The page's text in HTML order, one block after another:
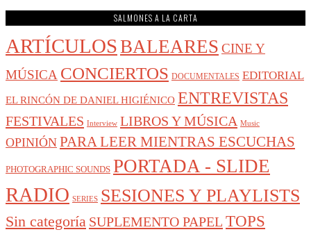
SALMONES A LA CARTA
ARTÍCULOSBALEARES CINE Y
MÚSICA CONCIERTOS DOCUMENTALES EDITORIAL
EL RINCÓN DE DANIEL HIGIÉNICO ENTREVISTAS
FESTIVALES Interview LIBROS Y MÚSICA Music
OPINIÓN PARA LEER MIENTRAS ESCUCHAS
PHOTOGRAPHIC SOUNDS PORTADA - SLIDE
RADIO SERIES SESIONES Y PLAYLISTS
Sin categoría SUPLEMENTO PAPEL TOPS